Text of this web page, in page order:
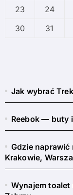
23
24
30
31
Jak wybrać
Reebok — buty
Gdzie naprawić
Krakowie,
Wynajem